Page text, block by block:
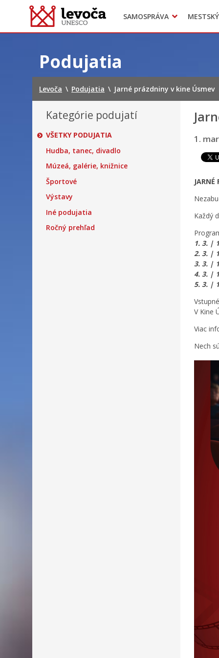
SAMOSPRÁVA
Dokumenty mesta
Projekty
Doprava
Podujatia
Levoča \ Podujatia \ Jarné prázdniny v kine Úsmev
Kategórie podujatí
VŠETKY PODUJATIA
Hudba, tanec, divadlo
Múzeá, galérie, knižnice
Športové
Výstavy
Iné podujatia
Ročný prehľad
1.
Každý
1. 3. |
2. 3. |
3. 3. |
4. 3. |
5. 3. |
V Kine
Viac
Nech